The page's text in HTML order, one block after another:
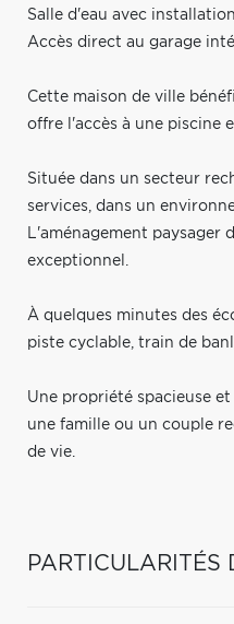
Salle d'eau avec
Accès direct au garage
Cette maison de ville
offre l'accès à une piscine
Située dans un secteur
services, dans un
L'aménagement paysager
exceptionnel.
À quelques minutes des
piste cyclable, train de
Une propriété spacieuse
une famille ou un couple
de vie.
PARTICULARITÉS